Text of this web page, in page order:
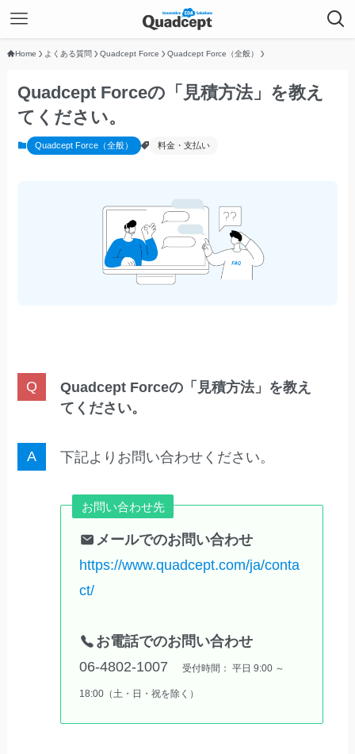
Home よくある質問 Quadcept Force Quadcept Force（全般）
Quadcept Forceの「見積方法」を教え
てください。
Quadcept Force（全般） 料金・支払い
Quadcept Forceの「見積方法」を教え
てください。
下記よりお問い合わせください。
お問い合わせ先
メールでのお問い合わせ
https://www.quadcept.com/ja/conta
ct/
お電話でのお問い合わせ
06-4802-1007
受付時間： 平日 9:00 ～
18:00（土・日・祝を除く）